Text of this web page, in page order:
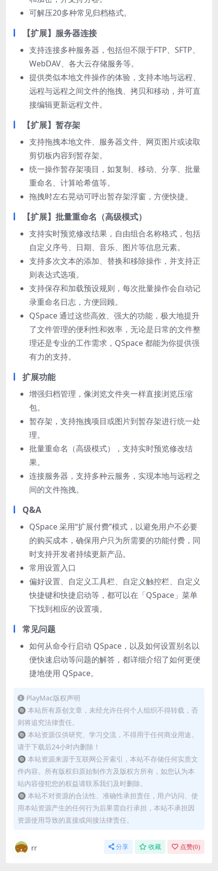
可解压20多种常见归档格式。
【扩展】服务器连接
支持连接多种服务器，包括但不限于FTP、SFTP、
WebDAV、各大云存储服务等。
提供类似本地文件操作的体验，支持本地与远程、
远程与远程之间文件的拖拽、拷贝和移动，并可直
接编辑更新远程文件。
【扩展】暂存架
支持拖拽本地文件、服务器文件、网页图片或读取
剪切板内容到暂存架。
统一操作暂存架项目，如复制、移动、分享、批量
重命名、计算哈希值等。
拖拽时左右晃动可呼出暂存架浮窗，方便快捷。
【扩展】批量重命名（高级模式）
支持实时预览修改结果，自由组合名称格式，包括
自定义序号、日期、音乐、图片等信息元素。
支持多次文本的添加、替换和移除操作，并支持正
则表达式选项。
支持保存和加载预设规则，每次批量操作会自动记
录重命名日志，方便回顾。
QSpace 通过这些高效、强大的功能，极大地提升
了文件管理的便利性和效率，无论是日常的文件整
理还是专业的工作需求，QSpace 都能为你提供强
有力的支持。
扩展功能
增强归档管理，像浏览文件夹一样直接浏览压缩
包。
暂存架，支持拖拽项目或图片到暂存架进行统一处
理。
批量重命名（高级模式），支持实时预览修改结
果。
连接服务器，支持多种云服务，实现本地与远程之
间的文件拖拽。
Q&A
QSpace 采用“扩展付费”模式，以避免用户不必要
的购买成本，确保用户只为所需要的功能付费，同
时支持开发者持续更新产品。
常用设置入口
偏好设置、自定义工具栏、自定义触控栏、自定义
快捷键和快捷启动等，都可以在「QSpace」菜单
下找到相应的设置项。
常见问题
如何从命令行启动 QSpace，以及如何设置别名以
便快速启动等问题的解答，都详细介绍了如何更便
捷地使用 QSpace。
PlayMac版权声明
🔘 本站所有原创文章，未经允许任何个人组织不得转载，否
则将追究法律责任。
🔘 本站资源仅供研究、学习交流，不得用于任何商业用途。
请于下载后24小时内删除！
🔘 本站资源来源于互联网公开索引，本站不存储任何实质文
件内容。所有版权归原始制作方及版权方所有，如您认为本
站内容侵犯您的权益请联系我们及时删除。
🔘 本站不对资源的合法性、准确性承担责任，用户访问、使
用本站资源产生的任何行为后果需自行承担，本站不承担因
资源使用导致的直接或间接法律责任。
rr 分享 收藏 点赞(0)